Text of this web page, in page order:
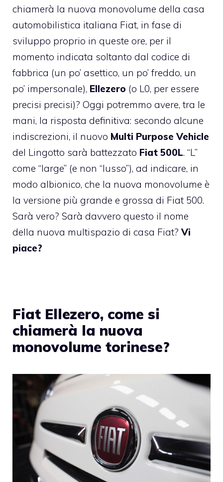
chiamerà la nuova monovolume della casa
automobilistica italiana Fiat, in fase di
sviluppo proprio in queste ore, per il
momento indicata soltanto dal codice di
fabbrica (un po’ asettico, un po’ freddo, un
po’ impersonale), Ellezero (o L0, per essere
precisi precisi)? Oggi potremmo avere, tra le
mani, la risposta definitiva: secondo alcune
indiscrezioni, il nuovo Multi Purpose Vehicle
del Lingotto sarà battezzato Fiat 500L. “L”
come “large” (e non “lusso”), ad indicare, in
modo albionico, che la nuova monovolume è
la versione più grande e grossa di Fiat 500.
Sarà vero? Sarà davvero questo il nome
della nuova multispazio di casa Fiat?Vi
piace?
Fiat Ellezero, come si
chiamerà la nuova
monovolume torinese?